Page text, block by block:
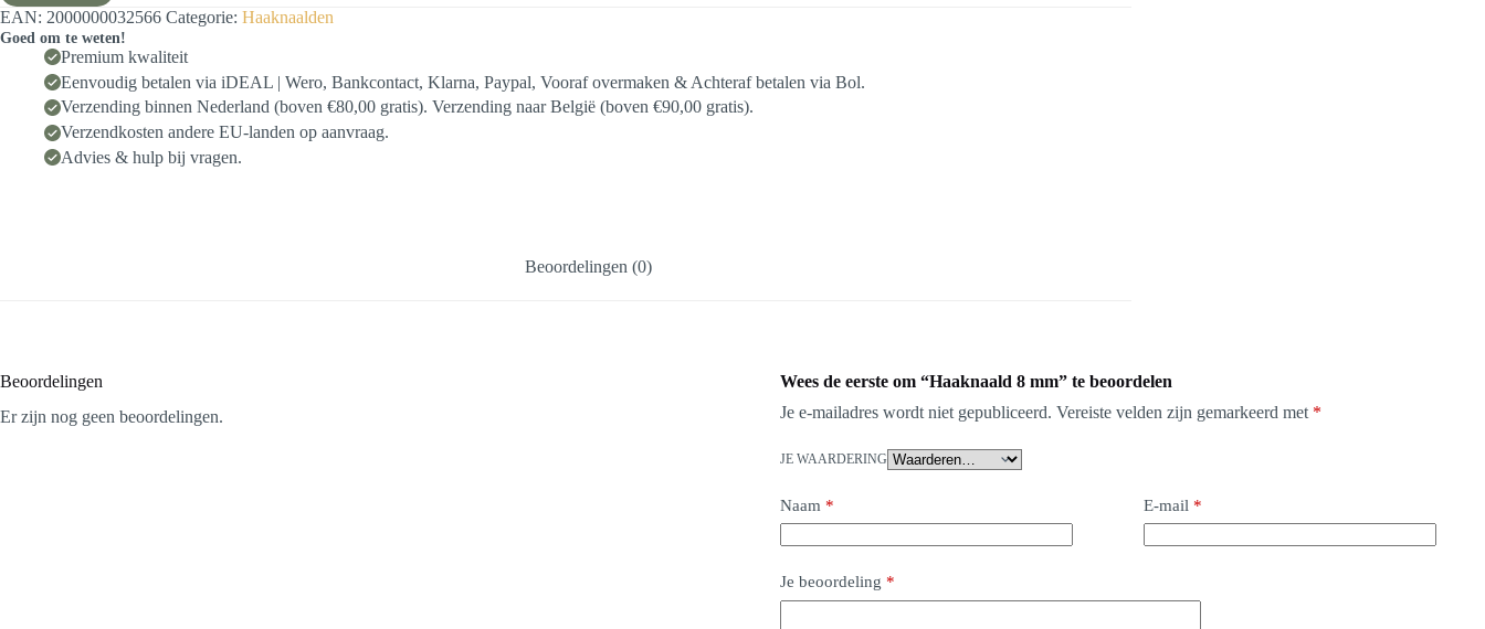
EAN: 2000000032566 Categorie: Haaknaalden
Goed om te weten!
Premium kwaliteit
Eenvoudig betalen via iDEAL | Wero, Bankcontact, Klarna, Paypal, Vooraf overmaken & Achteraf betalen via Bol.
Verzending binnen Nederland (boven €80,00 gratis). Verzending naar België (boven €90,00 gratis).
Verzendkosten andere EU-landen op aanvraag.
Advies & hulp bij vragen.
Beoordelingen (0)
Beoordelingen
Er zijn nog geen beoordelingen.
Wees de eerste om “Haaknaald 8 mm” te beoordelen
Je e-mailadres wordt niet gepubliceerd. Vereiste velden zijn gemarkeerd met *
JE WAARDERING
Naam * E-mail *
Je beoordeling *